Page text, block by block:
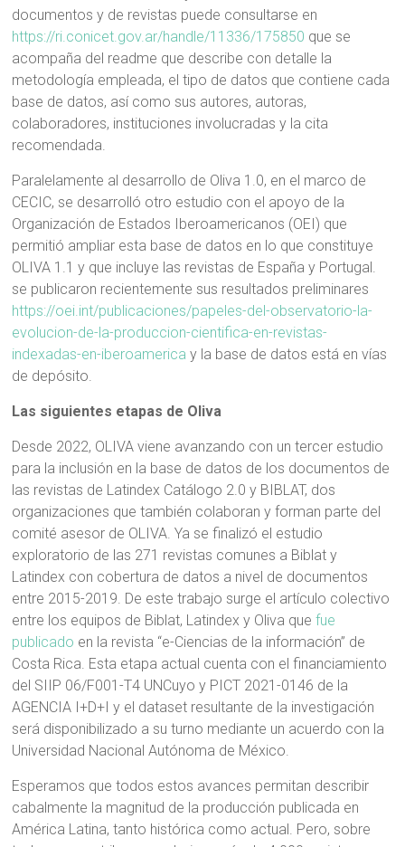
documentos y de revistas puede consultarse en
https://ri.conicet.gov.ar/handle/11336/175850 que se
acompaña del readme que describe con detalle la
metodología empleada, el tipo de datos que contiene cada
base de datos, así como sus autores, autoras,
colaboradores, instituciones involucradas y la cita
recomendada.
Paralelamente al desarrollo de Oliva 1.0, en el marco de
CECIC, se desarrolló otro estudio con el apoyo de la
Organización de Estados Iberoamericanos (OEI) que
permitió ampliar esta base de datos en lo que constituye
OLIVA 1.1 y que incluye las revistas de España y Portugal.
se publicaron recientemente sus resultados preliminares
https://oei.int/publicaciones/papeles-del-observatorio-la-
evolucion-de-la-produccion-cientifica-en-revistas-
indexadas-en-iberoamerica y la base de datos está en vías
de depósito.
Las siguientes etapas de Oliva
Desde 2022, OLIVA viene avanzando con un tercer estudio
para la inclusión en la base de datos de los documentos de
las revistas de Latindex Catálogo 2.0 y BIBLAT, dos
organizaciones que también colaboran y forman parte del
comité asesor de OLIVA. Ya se finalizó el estudio
exploratorio de las 271 revistas comunes a Biblat y
Latindex con cobertura de datos a nivel de documentos
entre 2015-2019. De este trabajo surge el artículo colectivo
entre los equipos de Biblat, Latindex y Oliva quefue
publicado en la revista “e-Ciencias de la información” de
Costa Rica. Esta etapa actual cuenta con el financiamiento
del SIIP 06/F001-T4 UNCuyo y PICT 2021-0146 de la
AGENCIA I+D+I y el dataset resultante de la investigación
será disponibilizado a su turno mediante un acuerdo con la
Universidad Nacional Autónoma de México.
Esperamos que todos estos avances permitan describir
cabalmente la magnitud de la producción publicada en
América Latina, tanto histórica como actual. Pero, sobre